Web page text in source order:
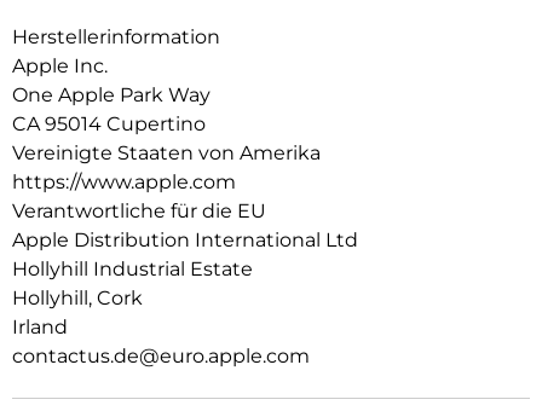
sperren, dich bei Apps anmelden und bezahlen − mit nur
ctiontaste. Die Abkürzung zu deinem Lieblings­feature. Wenn
du die Actiontaste lange drückst, kannst du alles Mögliche
machen – aktiviere den Stummmodus, Über­setzung, visuelle
Intelligenz und mehr.
Farben. Das iPhone 17e kommt in drei tollen Farben. Wähle
zwi­schen zeitlosem Schwarz, Weiß oder dem neuen zarten
Hellrosa.
Herstellerinformation
Apple Inc.
One Apple Park Way
CA 95014 Cupertino
Vereinigte Staaten von Amerika
https://www.apple.com
Verantwortliche für die EU
Apple Distribution International Ltd
Hollyhill Industrial Estate
Hollyhill, Cork
Irland
contactus.de@euro.apple.com